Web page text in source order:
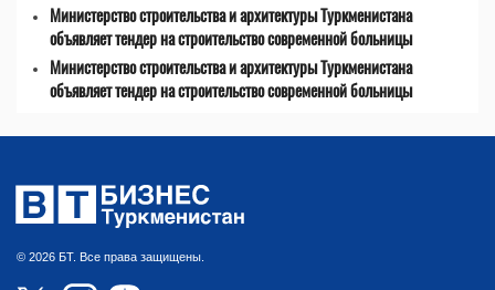
Министерство строительства и архитектуры Туркменистана
объявляет тендер на строительство современной больницы
Министерство строительства и архитектуры Туркменистана
объявляет тендер на строительство современной больницы
© 2026 БТ. Все права защищены.